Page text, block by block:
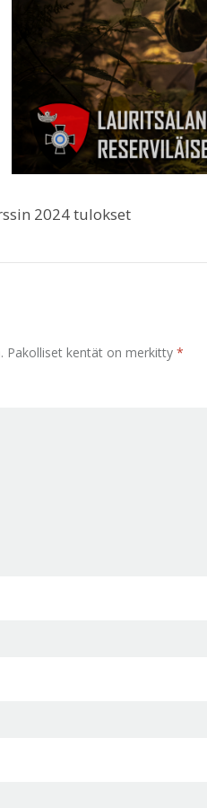
2024 tulokset
Pakolliset kentät on merkitty *